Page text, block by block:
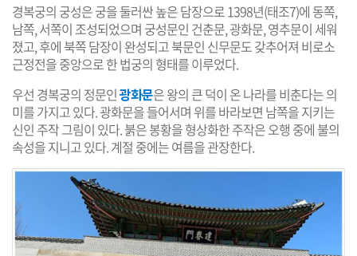
경복궁의 궁성은 궁을 둘러싼 높은 담장으로 1398년(태조7)에 동쪽,
남쪽, 서쪽이 조성되었으며 궁성문인 건춘문, 광화문, 영추문이 세워
졌고, 후에 북쪽 담장이 완성되고 북문인 신무문도 갖추어져 비로소
근정전을 중앙으로 한 법궁의 형태를 이루었다.
우선 경복궁의 정문인광화문은 왕의 큰 덕이 온 나라를 비춘다는 의
미를 가지고 있다. 광화문을 들어서며 위를 바라보면 남쪽을 지키는
신인 주작 그림이 있다. 붉은 봉황을 형상화한 주작은 오행 중에 불의
속성을 지니고 있다. 계절 중에는 여름을 관장한다.